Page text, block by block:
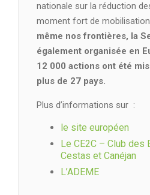
nationale sur la réduction
moment fort de
même nos frontières, la
également organisée en
12 000 actions ont été
plus de 27 pays.
Plus d’informations sur :
le site européen
Le CE2C – Club des
Cestas et Canéjan
L’ADEME